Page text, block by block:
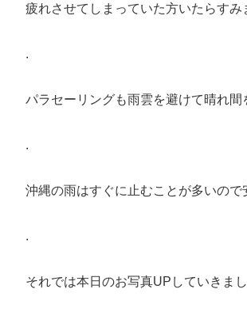
疲れさせてしまっていた方いたらすみ
.
パラセーリングも雨雲を避けて晴れ間
.
沖縄の雨はすぐに止むことが多いので
.
それでは本日のお写真UPしていきま